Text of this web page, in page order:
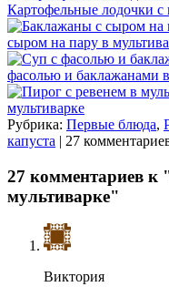
Картофельные лодочки с
сыром на пару в
фасолью и баклажанами
мультиварке
Рубрика: Первые блюда,
капуста | 27
27 комментариев к
мультиварке"
Виктория